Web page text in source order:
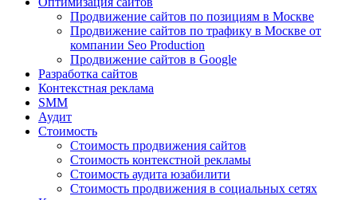
Продвижение сайтов по позициям в Москве
Продвижение сайтов по трафику в Москве от
компании Seo Production
Продвижение сайтов в Google
Разработка сайтов
Контекстная реклама
SMM
Аудит
Стоимость
Стоимость продвижения сайтов
Стоимость контекстной рекламы
Стоимость аудита юзабилити
Стоимость продвижения в социальных сетях